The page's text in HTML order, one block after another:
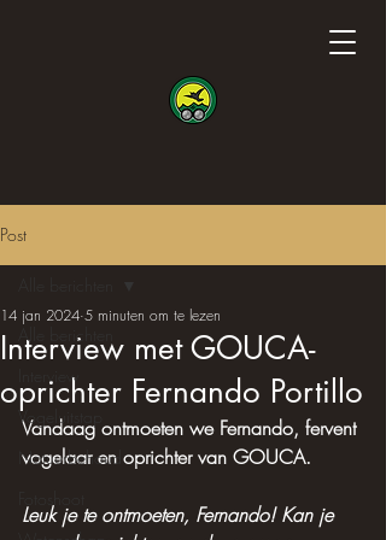
Post
Alle berichten
Interview
Vogeluitstap
Natuurbehoud
Interview met GOUCA-
oprichter Fernando Portillo
14 jan 2024 5 minuten om te lezen
Vandaag ontmoeten we Fernando, fervent
vogelaar en oprichter van GOUCA.
Leuk je te ontmoeten, Fernando! Kan je